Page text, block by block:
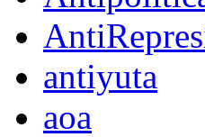
antiyuta
aoa